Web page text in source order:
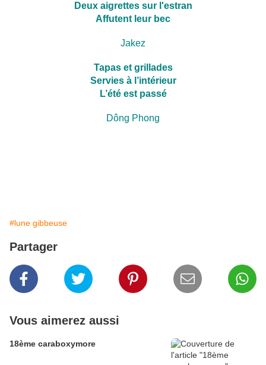
Deux aigrettes sur l'estran
Affutent leur bec
Jakez
Tapas et grillades
Servies à l’intérieur
L’été est passé
Dông Phong
#lune gibbeuse
Partager
Vous aimerez aussi
18ème caraboxymore